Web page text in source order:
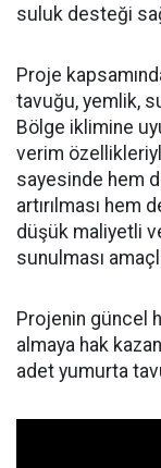
suluk desteği
Proje
tavuğu, yemlik,
Bölge iklimine
verim
sayesinde hem
artırılması hem
düşük maliyetli
sunulması
Projenin güncel
almaya hak
adet yumurta